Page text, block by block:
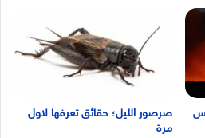
صرصور الليل؛ حقائق تعرفها لاول
مرة